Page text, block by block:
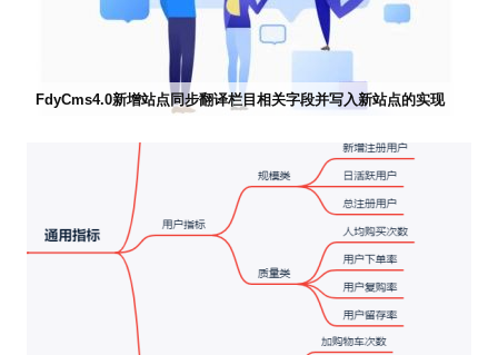
FdyCms4.0新增站点同步翻译栏目相关字段并写入新站点的实现